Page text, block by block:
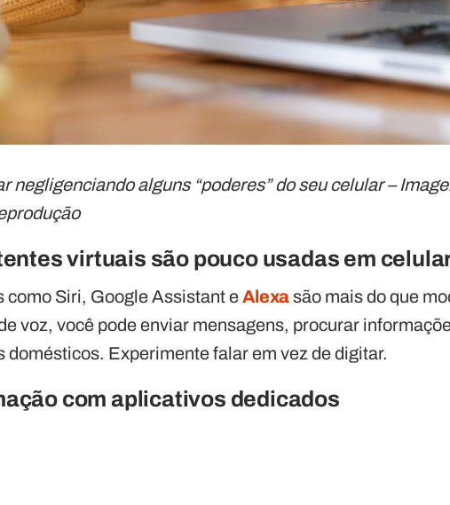
negligenciando alguns “poderes” do seu celular –
virtuais são pouco usadas em
como Siri, Google Assistant eAlexasão mais do que
voz, você pode enviar mensagens, procurar
domésticos. Experimente falar em vez de digitar.
com aplicativos dedicados